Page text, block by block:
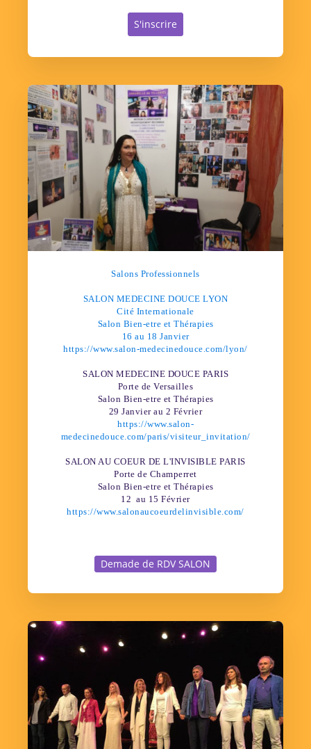
S'inscrire
Salons Professionnels
SALON MEDECINE DOUCE LYON
Cité Internationale
Salon Bien-etre et Thérapies
16 au 18 Janvier
https://www.salon-medecinedouce.com/lyon/
SALON MEDECINE DOUCE PARIS
Porte de Versailles
Salon Bien-etre et Thérapies
29 Janvier au 2 Février
https://www.salon-
medecinedouce.com/paris/visiteur_invitation/
SALON AU COEUR DE L'INVISIBLE PARIS
Porte de Champerret
Salon Bien-etre et Thérapies
12 au 15 Février
https://www.salonaucoeurdelinvisible.com/
Demade de RDV SALON